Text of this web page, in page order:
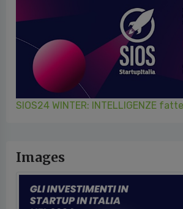
SIOS24 WINTER: INTELLIGENZE
Images